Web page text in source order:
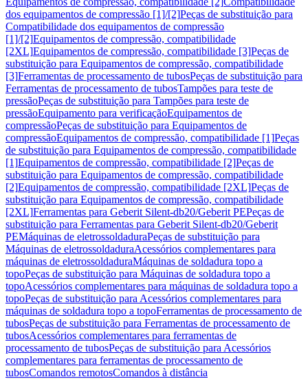
dos equipamentos de compressão [1]/[2]Peças de substituição para
Compatibilidade dos equipamentos de compressão
[1]/[2]Equipamentos de compressão, compatibilidade
[2XL]Equipamentos de compressão, compatibilidade [3]Peças de
substituição para Equipamentos de compressão, compatibilidade
[3]Ferramentas de processamento de tubosPeças de substituição para
Ferramentas de processamento de tubosTampões para teste de
pressãoPeças de substituição para Tampões para teste de
pressãoEquipamento para verificaçãoEquipamentos de
compressãoPeças de substituição para Equipamentos de
compressãoEquipamentos de compressão, compatibilidade [1]Peças
de substituição para Equipamentos de compressão, compatibilidade
[1]Equipamentos de compressão, compatibilidade [2]Peças de
substituição para Equipamentos de compressão, compatibilidade
[2]Equipamentos de compressão, compatibilidade [2XL]Peças de
substituição para Equipamentos de compressão, compatibilidade
[2XL]Ferramentas para Geberit Silent-db20/Geberit PEPeças de
substituição para Ferramentas para Geberit Silent-db20/Geberit
PEMáquinas de eletrossoldaduraPeças de substituição para
Máquinas de eletrossoldaduraAcessórios complementares para
máquinas de eletrossoldaduraMáquinas de soldadura topo a
topoPeças de substituição para Máquinas de soldadura topo a
topoAcessórios complementares para máquinas de soldadura topo a
topoPeças de substituição para Acessórios complementares para
máquinas de soldadura topo a topoFerramentas de processamento de
tubosPeças de substituição para Ferramentas de processamento de
tubosAcessórios complementares para ferramentas de
processamento de tubosPeças de substituição para Acessórios
complementares para ferramentas de processamento de
tubosComandos remotosComandos à distância